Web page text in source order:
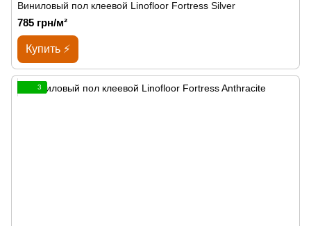
Виниловый пол клеевой Linofloor Fortress Silver
785 грн/м²
Купить ⚡
3